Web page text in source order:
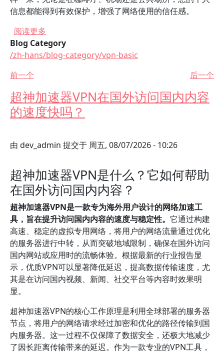
信息都能得到有效保护，增强了网络使用的信任感。
阅读更多
Blog Category
/zh-hans/blog-category/vpn-basic
前一个
后一个
超神加速器VPN在国外访问国内内容
的速度快吗？
由 dev_admin 提交于 周五, 08/07/2026 - 10:26
超神加速器VPN是什么？它如何帮助
在国外访问国内内容？
超神加速器VPN是一款专为海外用户设计的网络加速工
具，旨在提升访问国内内容的速度与稳定性。 它通过构建
高速、稳定的虚拟专用网络，将用户的网络流量通过优化
的服务器进行中转，从而突破地域限制，确保在国外访问
国内网站或应用时的流畅体验。根据最新的行业报告显
示，优质VPN可以显著降低延迟，提高数据传输速度，尤
其是在访问国内视频、新闻、社交平台等内容时效果明
显。
超神加速器VPN的核心工作原理是利用全球部署的服务器
节点，将用户的网络请求经过加密和优化的路径传输到国
内服务器。这一过程不仅保障了数据安全，还极大地减少
了因长距离传输带来的延迟。作为一款专业的VPN工具，